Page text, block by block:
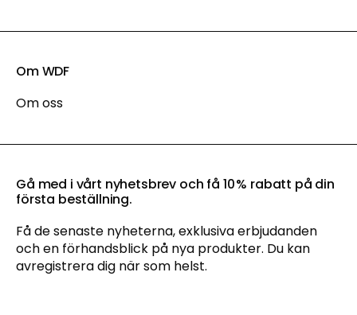
Om WDF
Om oss
Gå med i vårt nyhetsbrev och få 10 % rabatt på din
första beställning.
Få de senaste nyheterna, exklusiva erbjudanden
och en förhandsblick på nya produkter. Du kan
avregistrera dig när som helst.